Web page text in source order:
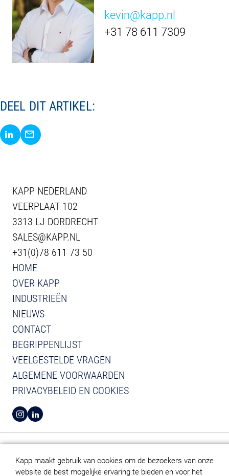
Kapp maakt gebruik van cookies om de bezoekers van onze
website de best mogelijke ervaring te bieden en voor het
kevin@kapp.nl
+31 78 611 7309
DEEL DIT ARTIKEL:
Delen via LinkedIn
Delen via E-Mail
KAPP NEDERLAND
VEERPLAAT 102
3313 LJ DORDRECHT
SALES@KAPP.NL
+31(0)78 611 73 50
HOME
OVER KAPP
INDUSTRIEËN
NIEUWS
CONTACT
BEGRIPPENLIJST
VEELGESTELDE VRAGEN
ALGEMENE VOORWAARDEN
PRIVACYBELEID EN COOKIES
BEKIJK INSTAGRAM VAN KAPP
BEKIJK LINKEDIN VAN KAPP